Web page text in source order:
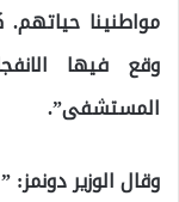
المستشفى”.
وقال الوزير